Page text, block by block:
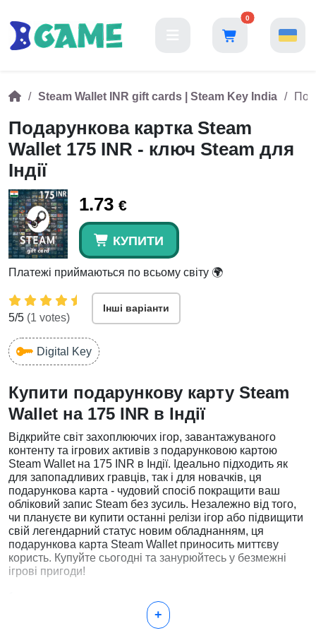
0
Steam Wallet INR gift cards | Steam Key India
Подарункова картка Steam
Wallet 175 INR - ключ Steam для
Індії
1.73 €
КУПИТИ
Платежі приймаються по всьому світу 🌍
5/5 (1 votes)
Інші варіанти
Digital Key
Купити подарункову карту Steam
Wallet на 175 INR в Індії
Відкрийте світ захоплюючих ігор, завантажуваного
контенту та ігрових активів з подарунковою картою
Steam Wallet на 175 INR в Індії. Ідеально підходить як
для запопадливих гравців, так і для новачків, ця
подарункова карта - чудовий спосіб покращити ваш
обліковий запис Steam без зусиль. Незалежно від того,
чи плануєте ви купити останні релізи ігор або підвищити
свій легендарний статус новим обладнанням, ця
подарункова карта Steam Wallet приносить миттєву
користь. Купуйте сьогодні та занурюйтесь у безмежні
ігрові пригоди!
Чому варто обрати подарункову карту Steam
+